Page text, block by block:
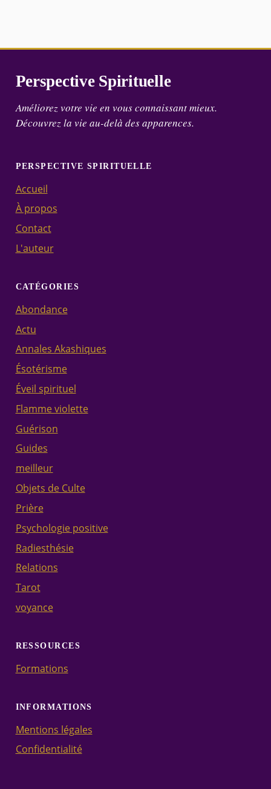
Perspective Spirituelle
Améliorez votre vie en vous connaissant mieux.
Découvrez la vie au-delà des apparences.
PERSPECTIVE SPIRITUELLE
Accueil
À propos
Contact
L'auteur
CATÉGORIES
Abondance
Actu
Annales Akashiques
Ésotérisme
Éveil spirituel
Flamme violette
Guérison
Guides
meilleur
Objets de Culte
Prière
Psychologie positive
Radiesthésie
Relations
Tarot
voyance
RESSOURCES
Formations
INFORMATIONS
Mentions légales
Confidentialité